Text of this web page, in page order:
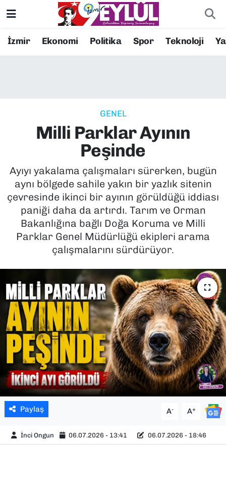
İzmir Ekonomi Politika Spor Teknoloji
GENEL
Milli Parklar Ayının
Peşinde
Ayıyı yakalama çalışmaları sürerken, bugün
aynı bölgede sahile yakın bir yazlık sitenin
çevresinde ikinci bir ayının görüldüğü iddiası
paniği daha da artırdı. Tarım ve Orman
Bakanlığına bağlı Doğa Koruma ve Milli
Parklar Genel Müdürlüğü ekipleri arama
çalışmalarını sürdürüyor.
Paylaş A- A+
İnci Ongun 06.07.2026 - 13:41 06.07.2026 - 18:46
Resmi İlanlar
EKONOMİ
KÜLTÜR SANAT
MAGAZİN
POLİTİKA
SAĞLIK
SPOR
TEKNOLOJİ
YAŞAM
YEREL YÖNETİMLER
Konak Nöbetçi Eczaneler
Süper Lig Puan Durumu ve Fikstür
Tüm Manşetler
Son Dakika Haberleri
Haber Arşivi